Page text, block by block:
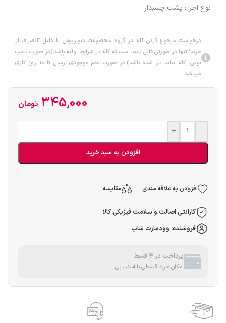
نوع اجرا : پشت چسبدار
درخواست مرجوع کردن کالا در گروه محصولات دبوارپوش با دلیل "انصراف از
خرید" تنها در صورتی قابل تایید است که کالا در شرایط اولیه باشد (در صورت پلمپ
بودن، کالا نباید باز شده باشد).در صورت عدم موجودی ارسال تا 10 روز کاری
میباشد
345,000 تومان
-
+
افزودن به سبد خرید
افزودن به علاقه مندی مقایسه
گارانتی اصالت و سلامت فیزیکی کالا
فروشنده: وودمارت شاپ
پرداخت در 4 قسط
امکان خرید قسطی با اسنپ پی